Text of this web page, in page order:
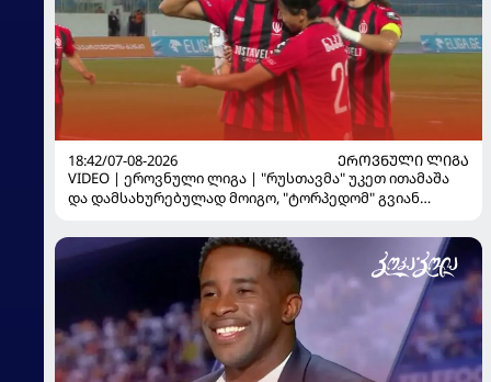
18:42/07-08-2026
ᲔᲠᲝᲕᲜᲣᲚᲘ ᲚᲘᲒᲐ
VIDEO | ეროვნული ლიგა | "რუსთავმა" უკეთ ითამაშა
და დამსახურებულად მოიგო, "ტორპედომ" გვიან